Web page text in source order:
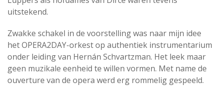
uitstekend.
Zwakke schakel in de voorstelling was naar mijn idee
het OPERA2DAY-orkest op authentiek instrumentarium
onder leiding van Hernán Schvartzman. Het leek maar
geen muzikale eenheid te willen vormen. Met name de
ouverture van de opera werd erg rommelig gespeeld.